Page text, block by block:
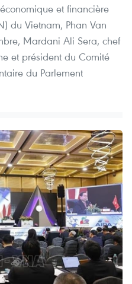
et financière
du Vietnam, Phan Van
Mardani Ali Sera, chef
et président du Comité
du Parlement